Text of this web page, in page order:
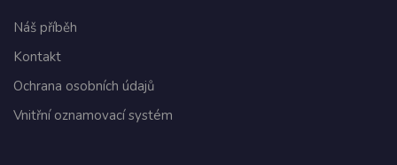
Náš příběh
Kontakt
Ochrana osobních údajů
Vnitřní oznamovací systém